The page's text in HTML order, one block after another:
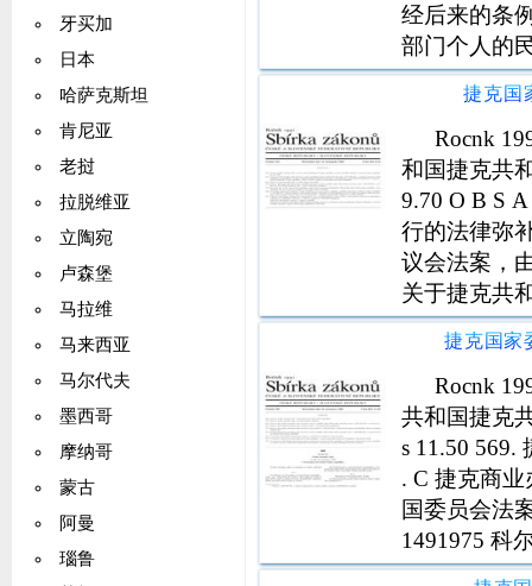
牙买加
日本
哈萨克斯坦
肯尼亚
老挝
拉脱维亚
立陶宛
卢森堡
马拉维
马来西亚
马尔代夫
墨西哥
摩纳哥
蒙古
阿曼
瑙鲁
经后来的条
部门个人的
国家安全委
捷克国
Rocnk
和国捷克共
9.70 O B S
行的法律弥
议会法案，
关于捷克共
c。
Rocnk
共和国捷克
s 11.50 569.
. C 捷克商
国委员会法
1491975 科
业国家行政